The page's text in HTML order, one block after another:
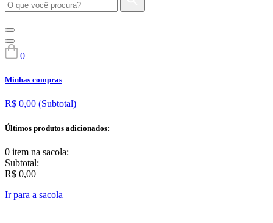
0
Minhas compras
R$ 0,00 (Subtotal)
Últimos produtos adicionados:
0 item na sacola:
Subtotal:
R$ 0,00
Ir para a sacola